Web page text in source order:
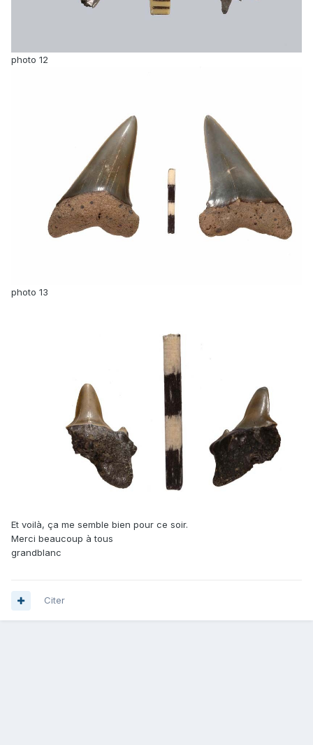
photo 12
photo 13
Et voilà, ça me semble bien pour ce soir.
Merci beaucoup à tous
grandblanc
Citer